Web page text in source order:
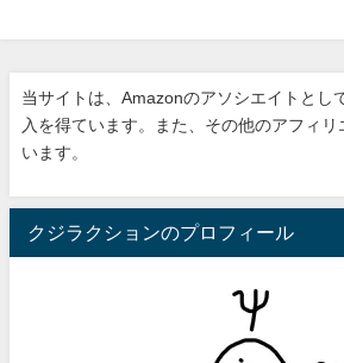
当サイトは、Amazonのアソシエイトとし
入を得ています。また、その他のアフィ
います。
クジラクションのプロフィール